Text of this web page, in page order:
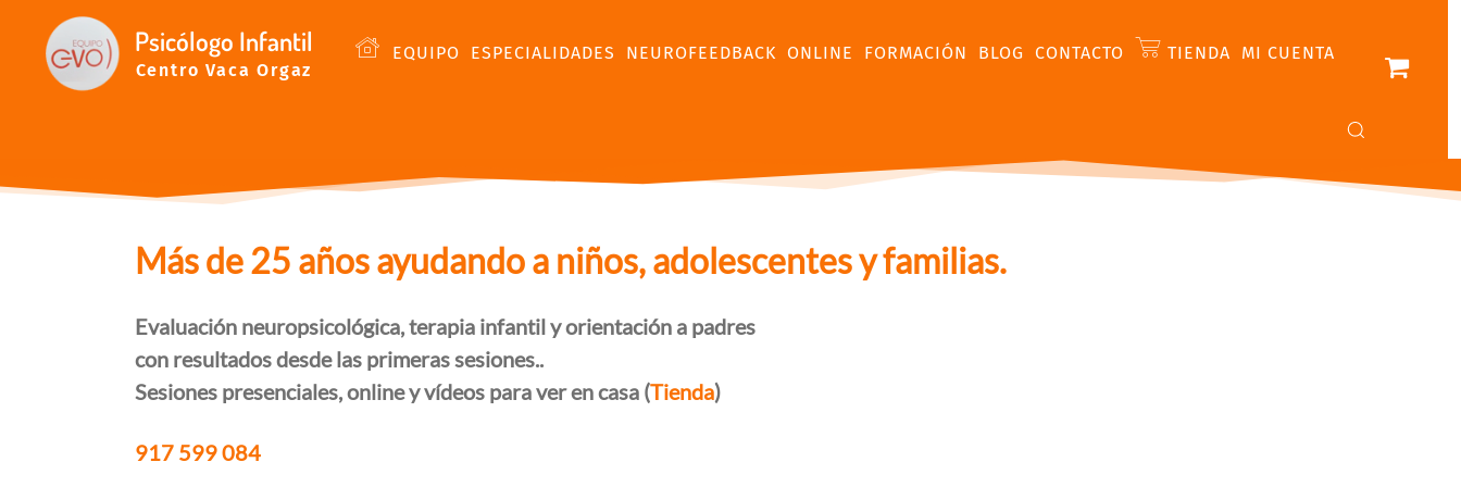
Psicólogo Infantil
Centro Vaca Orgaz
EQUIPO ESPECIALIDADES NEUROFEEDBACK ONLINE FORMACIÓN BLOG CONTACTO TIENDA MI CUENTA
Más de 25 años ayudando a niños, adolescentes y familias.
Evaluación neuropsicológica, terapia infantil y orientación a padres
con resultados desde las primeras sesiones..
Sesiones presenciales, online y vídeos para ver en casa (Tienda)
917 599 084